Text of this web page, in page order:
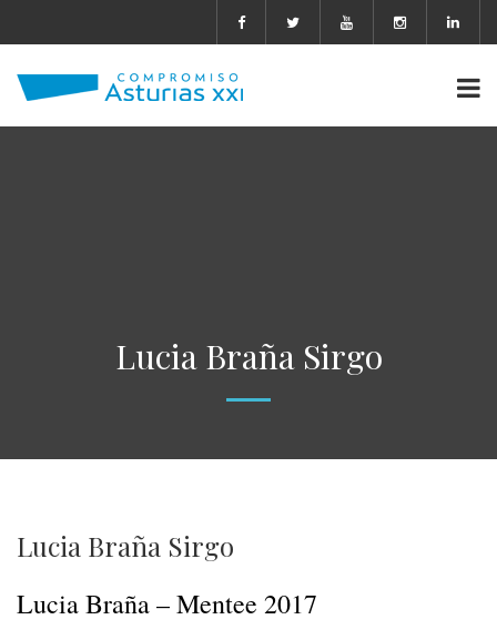
Lucia Braña Sirgo
Lucia Braña Sirgo
Lucia Braña – Mentee 2017